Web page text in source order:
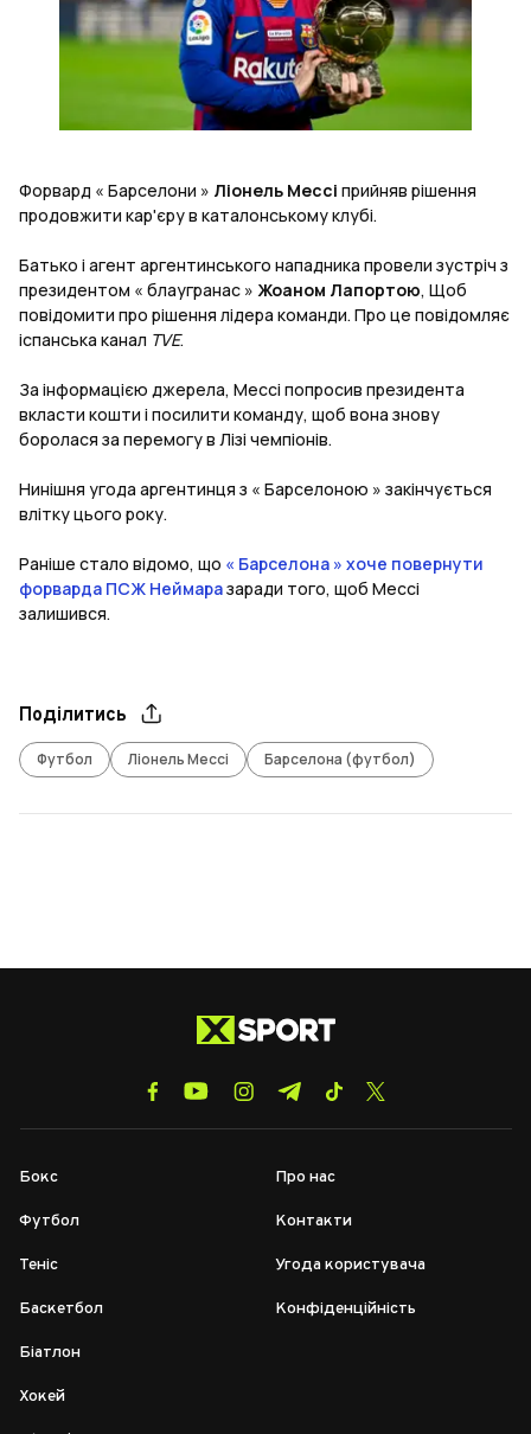
Форвард « Барселони » Ліонель Мессі прийняв рішення
продовжити кар'єру в каталонському клубі.
Батько і агент аргентинського нападника провели зустріч з
президентом « блаугранас » Жоаном Лапортою, Щоб
повідомити про рішення лідера команди. Про це повідомляє
іспанська канал TVE.
За інформацією джерела, Мессі попросив президента
вкласти кошти і посилити команду, щоб вона знову
боролася за перемогу в Лізі чемпіонів.
Нинішня угода аргентинця з « Барселоною » закінчується
влітку цього року.
Раніше стало відомо, що « Барселона » хоче повернути
форварда ПСЖ Неймаразаради того, щоб Мессі
залишився.
Поділитись
Футбол Ліонель Мессі Барселона (футбол)
Бокс
Футбол
Теніс
Баскетбол
Біатлон
Хокей
Про нас
Контакти
Угода користувача
Конфіденційність